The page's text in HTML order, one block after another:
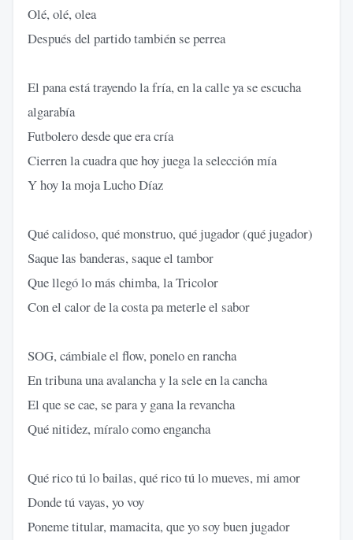
Olé, olé, olea
Después del partido también se perrea
El pana está trayendo la fría, en la calle ya se escucha
algarabía
Futbolero desde que era cría
Cierren la cuadra que hoy juega la selección mía
Y hoy la moja Lucho Díaz
Qué calidoso, qué monstruo, qué jugador (qué jugador)
Saque las banderas, saque el tambor
Que llegó lo más chimba, la Tricolor
Con el calor de la costa pa meterle el sabor
SOG, cámbiale el flow, ponelo en rancha
En tribuna una avalancha y la sele en la cancha
El que se cae, se para y gana la revancha
Qué nitidez, míralo como engancha
Qué rico tú lo bailas, qué rico tú lo mueves, mi amor
Donde tú vayas, yo voy
Poneme titular, mamacita, que yo soy buen jugador